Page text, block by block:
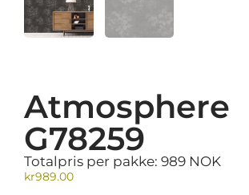
Atmosphere
G78259
Totalpris per pakke: 989 NOK
kr989.00